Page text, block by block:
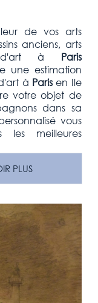
de vos arts
anciens, arts
d'artà Paris
une estimation
à Parisen Ile
votreobjet de
dans sa
vous
les meilleures
PLUS